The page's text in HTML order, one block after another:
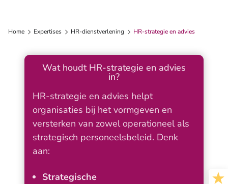
Home Expertises HR-dienstverlening HR-strategie en advies
Wat houdt HR-strategie en advies
in?
HR-strategie en advies helpt
organisaties bij het vormgeven en
versterken van zowel operationeel als
strategisch personeelsbeleid. Denk
aan:
Strategische